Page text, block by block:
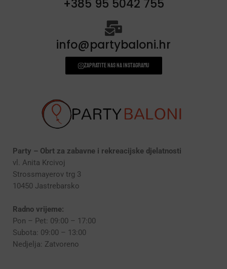
+385 95 5042 755
info@partybaloni.hr
Zapratite nas na instagramu
Party – Obrt za zabavne i rekreacijske djelatnosti
vl. Anita Krcivoj
Strossmayerov trg 3
10450 Jastrebarsko
Radno vrijeme:
Pon – Pet: 09:00 – 17:00
Subota: 09:00 – 13:00
Nedjelja: Zatvoreno